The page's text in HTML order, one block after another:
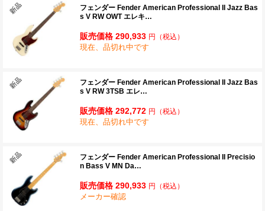
フェンダー Fender American Professional II Jazz Bas
s V RW OWT エレキ…
販売価格 290,933 円 （税込）
現在、品切れ中です
フェンダー Fender American Professional II Jazz Bas
s V RW 3TSB エレ…
販売価格 292,772 円 （税込）
現在、品切れ中です
フェンダー Fender American Professional II Precisio
n Bass V MN Da…
販売価格 290,933 円 （税込）
メーカー確認